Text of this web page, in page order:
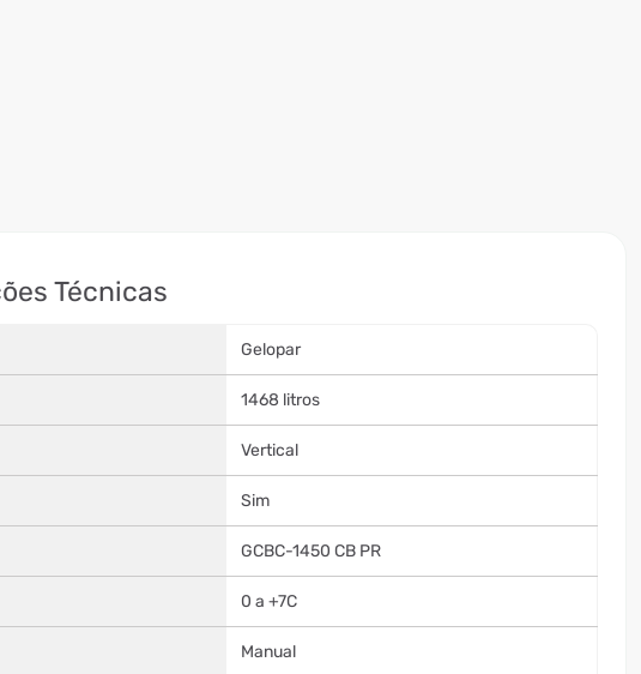
Técnicas
Gelopar
1468 litros
Vertical
Sim
GCBC-1450 CB PR
0 a +7C
Manual